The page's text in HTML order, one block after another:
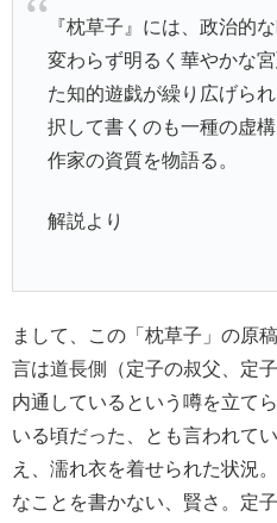
『枕草子』には、政治的
変わらず明るく華やかな
た知的遊戯が繰り広げら
択して書くのも一種の虚
作家の資質を物語る。
解説より
まして、この「枕草子」の原
言は道長側（定子の叔父、定
内通しているという噂を立て
いる頃だった、とも言われて
え、濡れ衣を着せられた状況
なことを書かない、賢さ。定